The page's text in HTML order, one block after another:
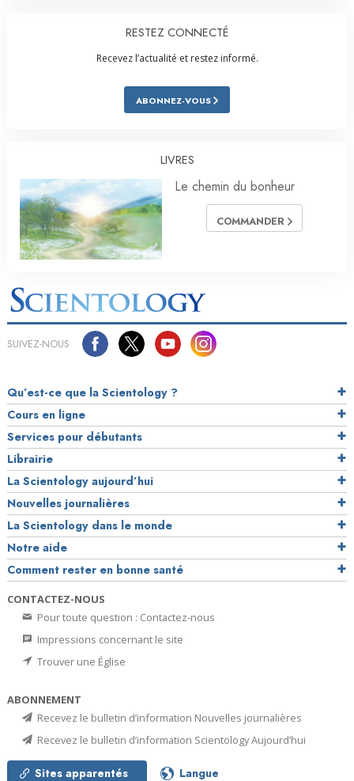
RESTEZ CONNECTÉ
Recevez l’actualité et restez informé.
ABONNEZ-VOUS
LIVRES
Le chemin du bonheur
COMMANDER
SUIVEZ-NOUS
Qu’est-ce que la Scientology ?
Cours en ligne
Services pour débutants
Librairie
La Scientology aujourd’hui
Nouvelles journalières
La Scientology dans le monde
Notre aide
Comment rester en bonne santé
CONTACTEZ-NOUS
Pour toute question : Contactez-nous
Impressions concernant le site
Trouver une Église
ABONNEMENT
Recevez le bulletin d’information Nouvelles journalières
Recevez le bulletin d’information Scientology Aujourd’hui
Sites apparentés Langue